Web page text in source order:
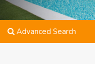
Advanced Search